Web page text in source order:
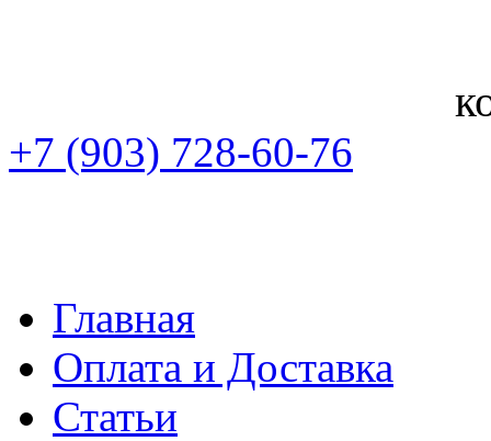
+7 (903) 728-60-76
Главная
Оплата и Доставка
Статьи